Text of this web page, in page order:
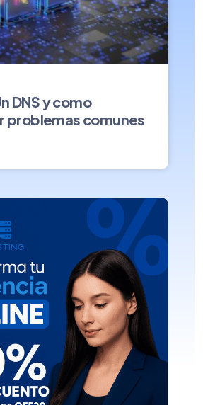
DNS y como
problemas comunes